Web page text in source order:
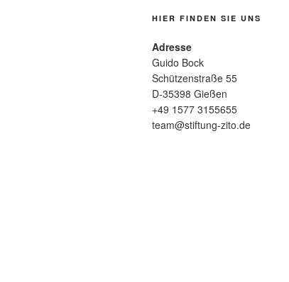
HIER FINDEN SIE UNS
Adresse
Guido Bock
Schützenstraße 55
D-35398 Gießen
+49 1577 3155655
team@stiftung-zito.de